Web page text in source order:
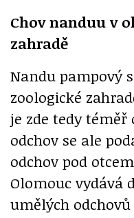
Chov nanduu v
zahradě
Nandu pampový
zoologické
je zde tedy téměř
odchov se ale
odchov pod
Olomouc vydává
umělých